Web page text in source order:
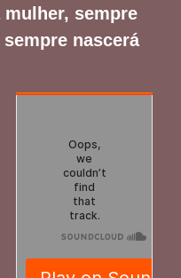
mulher, sempre
nascerá